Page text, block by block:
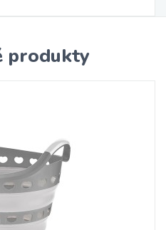
produkty